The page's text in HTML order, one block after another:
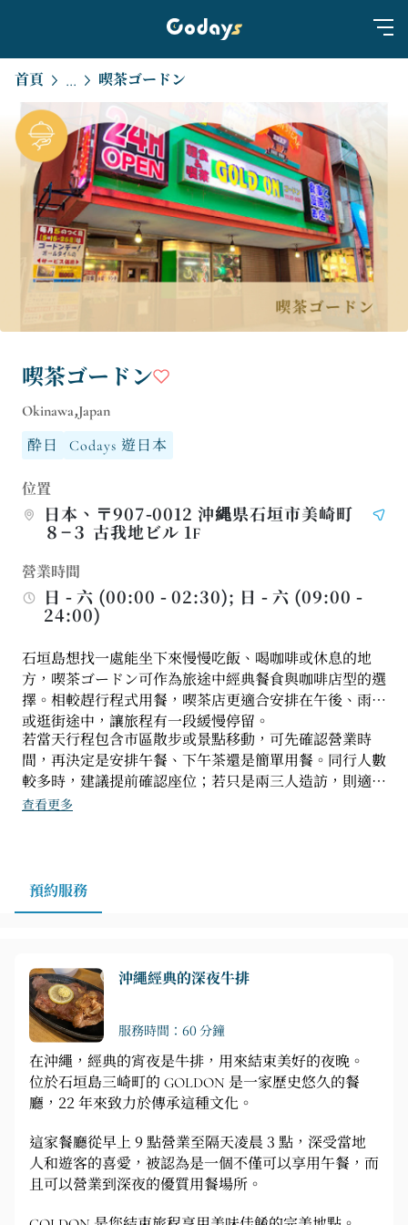
首頁 ... 喫茶ゴードン
喫茶ゴードン
Okinawa,Japan
酔日
Codays 遊日本
位置
日本、〒907-0012 沖縄県石垣市美崎町
８−３ 古我地ビル 1F
營業時間
日 - 六 (00:00 - 02:30); 日 - 六 (09:00 -
24:00)
石垣島想找一處能坐下來慢慢吃飯、喝咖啡或休息的地
方，喫茶ゴードン可作為旅途中經典餐食與咖啡店型的選
擇。相較趕行程式用餐，喫茶店更適合安排在午後、雨天
或逛街途中，讓旅程有一段緩慢停留。
若當天行程包含市區散步或景點移動，可先確認營業時
間，再決定是安排午餐、下午茶還是簡單用餐。同行人數
較多時，建議提前確認座位；若只是兩三人造訪，則適合
把它當成旅行中補充體力的休息點。
查看更多
預約服務
沖繩經典的深夜牛排
服務時間：60 分鐘
在沖繩，經典的宵夜是牛排，用來結束美好的夜晚。
位於石垣島三崎町的 GOLDON 是一家歷史悠久的餐
廳，22 年來致力於傳承這種文化。
這家餐廳從早上 9 點營業至隔天凌晨 3 點，深受當地
人和遊客的喜愛，被認為是一個不僅可以享用午餐，而
且可以營業到深夜的優質用餐場所。